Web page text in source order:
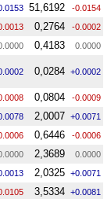
51,6192 -0.0154
0,2764 -0.0002
0,4183 0.0000
0,0284 +0.0002
0,0804 -0.0009
2,0007 +0.0071
0,6446 -0.0006
2,3689 0.0000
2,0325 +0.0071
3,5334 +0.0081